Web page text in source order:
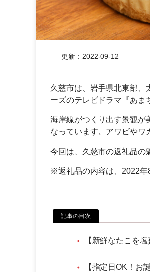
更新： 2022-09-12
久慈市は、岩手県北東部、
ーズのテレビドラマ『あま
海岸線がつくり出す景観が
なっています。アワビやワ
今回は、久慈市の返礼品の
※返礼品の内容は、2022年
記事の目次
【新鮮なたこを
【指定日OK！お